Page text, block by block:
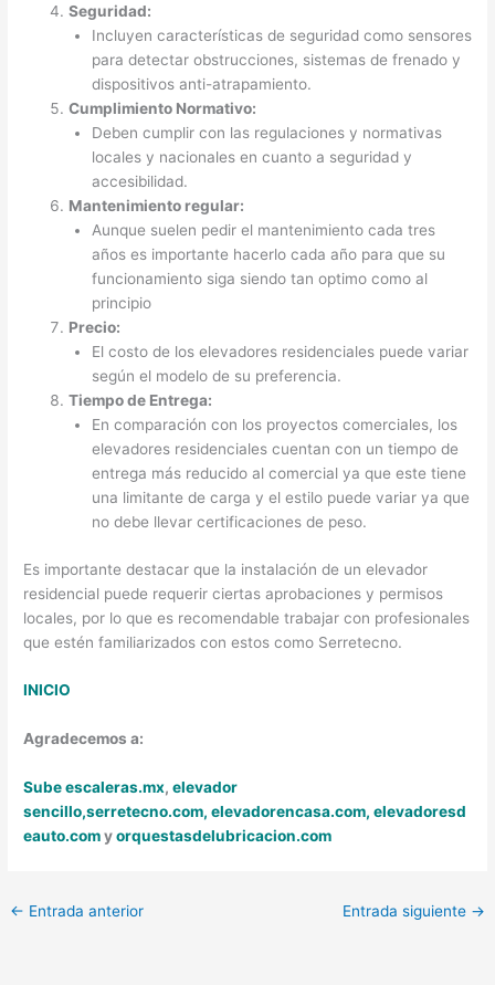
Seguridad:
Incluyen características de seguridad como sensores
para detectar obstrucciones, sistemas de frenado y
dispositivos anti-atrapamiento.
Cumplimiento Normativo:
Deben cumplir con las regulaciones y normativas
locales y nacionales en cuanto a seguridad y
accesibilidad.
Mantenimiento regular:
Aunque suelen pedir el mantenimiento cada tres
años es importante hacerlo cada año para que su
funcionamiento siga siendo tan optimo como al
principio
Precio:
El costo de los elevadores residenciales puede variar
según el modelo de su preferencia.
Tiempo de Entrega:
En comparación con los proyectos comerciales, los
elevadores residenciales cuentan con un tiempo de
entrega más reducido al comercial ya que este tiene
una limitante de carga y el estilo puede variar ya que
no debe llevar certificaciones de peso.
Es importante destacar que la instalación de un elevador
residencial puede requerir ciertas aprobaciones y permisos
locales, por lo que es recomendable trabajar con profesionales
que estén familiarizados con estos como Serretecno.
INICIO
Agradecemos a:
Sube escaleras.mx,elevador
sencillo,serretecno.com, elevadorencasa.com, elevadoresd
eauto.comyorquestasdelubricacion.com
← Entrada anterior Entrada siguiente →